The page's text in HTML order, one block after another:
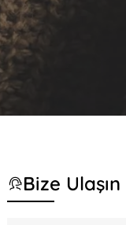
Bize Ulaşın